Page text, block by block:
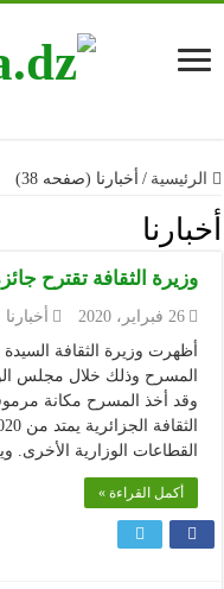
الرئيسية / أخبارنا (صفحه 38)
أخبارنا
وزيرة الثقافة تقترح
26 فبراير، 2020 أخبارنا
أظهرت وزيرة الثقافة السيدة
وقد أخذ المسرح مكانة
القطاعات الوزارية
أكمل القراءة »